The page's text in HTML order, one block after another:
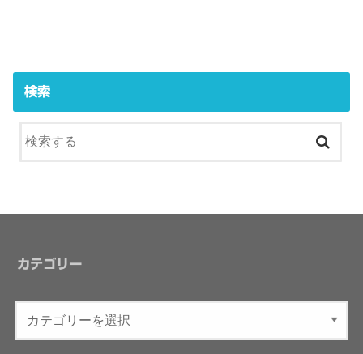
検索
カテゴリー